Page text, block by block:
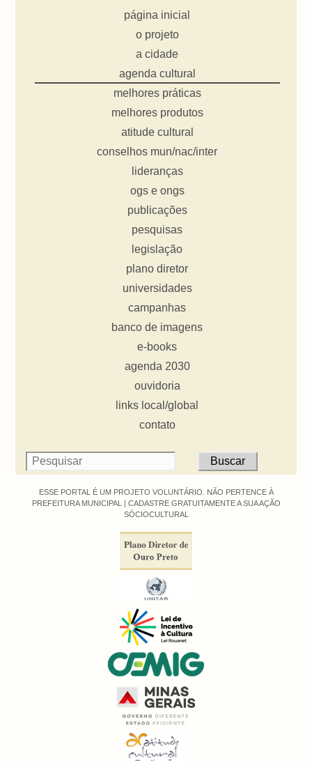
página inicial
o projeto
a cidade
agenda cultural
melhores práticas
melhores produtos
atitude cultural
conselhos mun/nac/inter
lideranças
ogs e ongs
publicações
pesquisas
legislação
plano diretor
universidades
campanhas
banco de imagens
e-books
agenda 2030
ouvidoria
links local/global
contato
ESSE PORTAL É UM PROJETO VOLUNTÁRIO. NÃO PERTENCE À
PREFEITURA MUNICIPAL | CADASTRE GRATUITAMENTE A SUA AÇÃO
SÓCIOCULTURAL